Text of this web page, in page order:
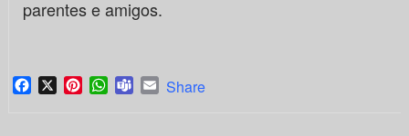
parentes e amigos.
Facebook
X PinterestWhatsApp
TeamsEmail
Share